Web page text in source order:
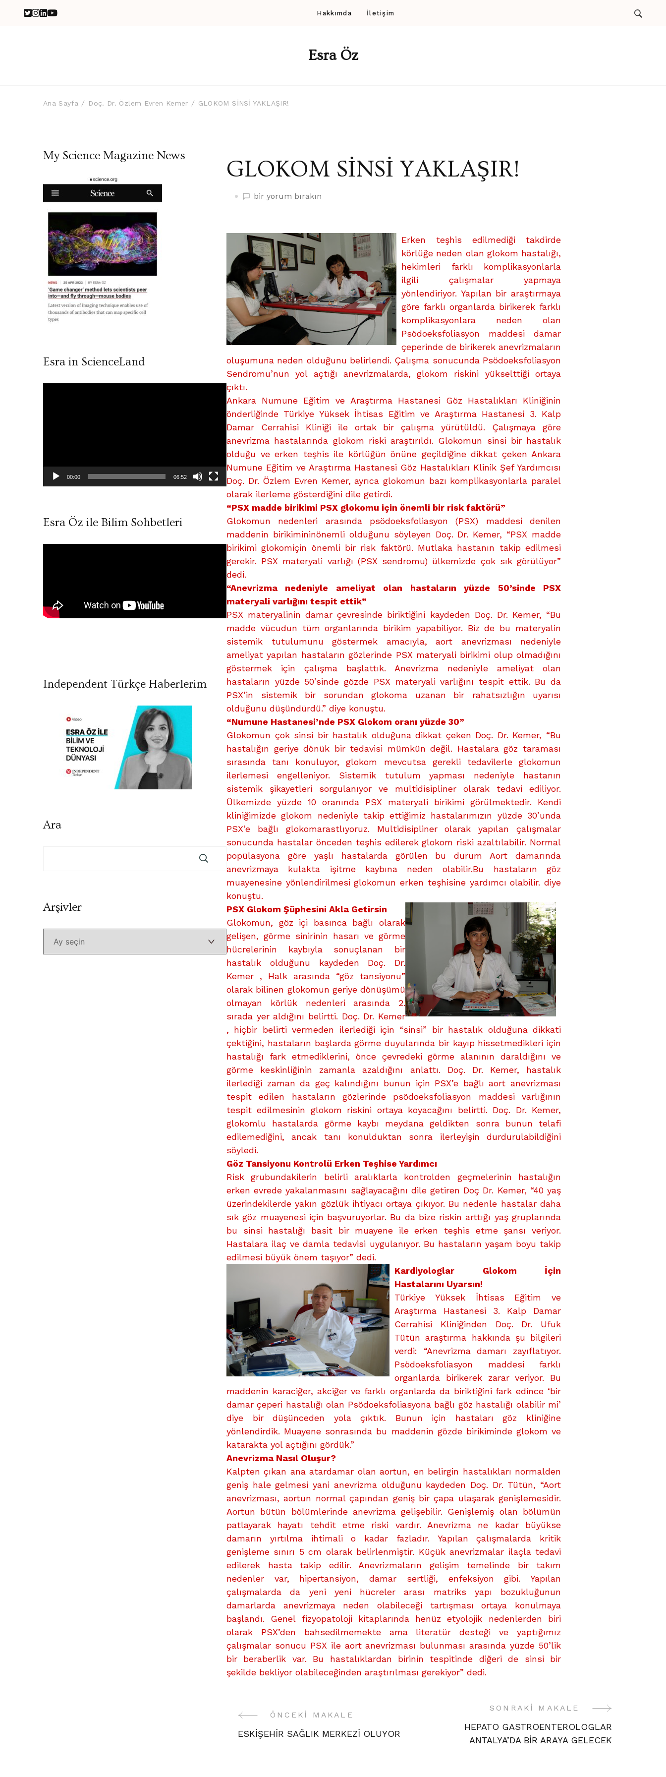
Hakkımda İletişim
Esra Öz
Ana Sayfa Doç. Dr. Özlem Evren Kemer GLOKOM SİNSİ YAKLAŞIR!
GLOKOM SİNSİ YAKLAŞIR!
GLOKOM
üzerine
bir yorum bırakın
Erken teşhis edilmediği takdirde
körlüğe neden olan glokom hastalığı,
hekimleri farklı komplikasyonlarla
ilgili çalışmalar yapmaya
yönlendiriyor. Yapılan bir araştırmaya
göre farklı organlarda birikerek farklı
komplikasyonlara neden olan
Psödoeksfoliasyon maddesi damar
çeperinde de birikerek anevrizmaların
oluşumuna neden olduğunu belirlendi. Çalışma sonucunda Psödoeksfoliasyon
Sendromu’nun yol açtığı anevrizmalarda, glokom riskini yükselttiği ortaya
çıktı.
Ankara Numune Eğitim ve Araştırma Hastanesi Göz Hastalıkları Kliniğinin
önderliğinde Türkiye Yüksek İhtisas Eğitim ve Araştırma Hastanesi 3. Kalp
Damar Cerrahisi Kliniği ile ortak bir çalışma yürütüldü. Çalışmaya göre
anevrizma hastalarında glokom riski araştırıldı. Glokomun sinsi bir hastalık
olduğu ve erken teşhis ile körlüğün önüne geçildiğine dikkat çeken Ankara
Numune Eğitim ve Araştırma Hastanesi Göz Hastalıkları Klinik Şef Yardımcısı
Doç. Dr. Özlem Evren Kemer, ayrıca glokomun bazı komplikasyonlarla paralel
olarak ilerleme gösterdiğini dile getirdi.
“PSX madde birikimi PSX glokomu için önemli bir risk faktörü”
Glokomun nedenleri arasında psödoeksfoliasyon (PSX) maddesi denilen
maddenin birikimininönemli olduğunu söyleyen Doç. Dr. Kemer, “PSX madde
birikimi glokomiçin önemli bir risk faktörü. Mutlaka hastanın takip edilmesi
gerekir. PSX materyali varlığı (PSX sendromu) ülkemizde çok sık görülüyor”
dedi.
“Anevrizma nedeniyle ameliyat olan hastaların yüzde 50’sinde PSX
materyali varlığını tespit ettik”
PSX materyalinin damar çevresinde biriktiğini kaydeden Doç. Dr. Kemer, “Bu
madde vücudun tüm organlarında birikim yapabiliyor. Biz de bu materyalin
sistemik tutulumunu göstermek amacıyla, aort anevrizması nedeniyle
ameliyat yapılan hastaların gözlerinde PSX materyali birikimi olup olmadığını
göstermek için çalışma başlattık. Anevrizma nedeniyle ameliyat olan
hastaların yüzde 50’sinde gözde PSX materyali varlığını tespit ettik. Bu da
PSX’in sistemik bir sorundan glokoma uzanan bir rahatsızlığın uyarısı
olduğunu düşündürdü.” diye konuştu.
“Numune Hastanesi’nde PSX Glokom oranı yüzde 30”
Glokomun çok sinsi bir hastalık olduğuna dikkat çeken Doç. Dr. Kemer, “Bu
hastalığın geriye dönük bir tedavisi mümkün değil. Hastalara göz taraması
sırasında tanı konuluyor, glokom mevcutsa gerekli tedavilerle glokomun
ilerlemesi engelleniyor. Sistemik tutulum yapması nedeniyle hastanın
sistemik şikayetleri sorgulanıyor ve multidisipliner olarak tedavi ediliyor.
Ülkemizde yüzde 10 oranında PSX materyali birikimi görülmektedir. Kendi
kliniğimizde glokom nedeniyle takip ettiğimiz hastalarımızın yüzde 30’unda
PSX’e bağlı glokomarastlıyoruz. Multidisipliner olarak yapılan çalışmalar
sonucunda hastalar önceden teşhis edilerek glokom riski azaltılabilir. Normal
popülasyona göre yaşlı hastalarda görülen bu durum Aort damarında
anevrizmaya kulakta işitme kaybına neden olabilir.Bu hastaların göz
muayenesine yönlendirilmesi glokomun erken teşhisine yardımcı olabilir. diye
konuştu.
PSX Glokom Şüphesini Akla Getirsin
Glokomun, göz içi basınca bağlı olarak
gelişen, görme sinirinin hasarı ve görme
hücrelerinin kaybıyla sonuçlanan bir
hastalık olduğunu kaydeden Doç. Dr.
Kemer , Halk arasında “göz tansiyonu”
olarak bilinen glokomun geriye dönüşümü
olmayan körlük nedenleri arasında 2.
sırada yer aldığını belirtti. Doç. Dr. Kemer
, hiçbir belirti vermeden ilerlediği için “sinsi” bir hastalık olduğuna dikkati
çektiğini, hastaların başlarda görme duyularında bir kayıp hissetmedikleri için
hastalığı fark etmediklerini, önce çevredeki görme alanının daraldığını ve
görme keskinliğinin zamanla azaldığını anlattı. Doç. Dr. Kemer, hastalık
ilerlediği zaman da geç kalındığını bunun için PSX’e bağlı aort anevrizması
tespit edilen hastaların gözlerinde psödoeksfoliasyon maddesi varlığının
tespit edilmesinin glokom riskini ortaya koyacağını belirtti. Doç. Dr. Kemer,
glokomlu hastalarda görme kaybı meydana geldikten sonra bunun telafi
edilemediğini, ancak tanı konulduktan sonra ilerleyişin durdurulabildiğini
söyledi.
Göz Tansiyonu Kontrolü Erken Teşhise Yardımcı
Risk grubundakilerin belirli aralıklarla kontrolden geçmelerinin hastalığın
erken evrede yakalanmasını sağlayacağını dile getiren Doç Dr. Kemer, “40 yaş
üzerindekilerde yakın gözlük ihtiyacı ortaya çıkıyor. Bu nedenle hastalar daha
sık göz muayenesi için başvuruyorlar. Bu da bize riskin arttığı yaş gruplarında
bu sinsi hastalığı basit bir muayene ile erken teşhis etme şansı veriyor.
Hastalara ilaç ve damla tedavisi uygulanıyor. Bu hastaların yaşam boyu takip
edilmesi büyük önem taşıyor” dedi.
Kardiyologlar Glokom İçin
Hastalarını Uyarsın!
Türkiye Yüksek İhtisas Eğitim ve
Araştırma Hastanesi 3. Kalp Damar
Cerrahisi Kliniğinden Doç. Dr. Ufuk
Tütün araştırma hakkında şu bilgileri
verdi: “Anevrizma damarı zayıflatıyor.
Psödoeksfoliasyon maddesi farklı
organlarda birikerek zarar veriyor. Bu
maddenin karaciğer, akciğer ve farklı organlarda da biriktiğini fark edince ‘bir
damar çeperi hastalığı olan Psödoeksfoliasyona bağlı göz hastalığı olabilir mi’
diye bir düşünceden yola çıktık. Bunun için hastaları göz kliniğine
yönlendirdik. Muayene sonrasında bu maddenin gözde birikiminde glokom ve
katarakta yol açtığını gördük.”
Anevrizma Nasıl Oluşur?
Kalpten çıkan ana atardamar olan aortun, en belirgin hastalıkları normalden
geniş hale gelmesi yani anevrizma olduğunu kaydeden Doç. Dr. Tütün, “Aort
anevrizması, aortun normal çapından geniş bir çapa ulaşarak genişlemesidir.
Aortun bütün bölümlerinde anevrizma gelişebilir. Genişlemiş olan bölümün
patlayarak hayatı tehdit etme riski vardır. Anevrizma ne kadar büyükse
damarın yırtılma ihtimali o kadar fazladır. Yapılan çalışmalarda kritik
genişleme sınırı 5 cm olarak belirlenmiştir. Küçük anevrizmalar ilaçla tedavi
edilerek hasta takip edilir. Anevrizmaların gelişim temelinde bir takım
nedenler var, hipertansiyon, damar sertliği, enfeksiyon gibi. Yapılan
çalışmalarda da yeni yeni hücreler arası matriks yapı bozukluğunun
damarlarda anevrizmaya neden olabileceği tartışması ortaya konulmaya
başlandı. Genel fizyopatoloji kitaplarında henüz etyolojik nedenlerden biri
olarak PSX’den bahsedilmemekte ama literatür desteği ve yaptığımız
çalışmalar sonucu PSX ile aort anevrizması bulunması arasında yüzde 50’lik
bir beraberlik var. Bu hastalıklardan birinin tespitinde diğeri de sinsi bir
şekilde bekliyor olabileceğinden araştırılması gerekiyor” dedi.
Yazı
Gezinme
ÖNCEKI MAKALE
ESKİŞEHİR SAĞLIK MERKEZİ OLUYOR
SONRAKI MAKALE
HEPATO GASTROENTEROLOGLAR
ANTALYA’DA BİR ARAYA GELECEK
My Science Magazine News
Esra in ScienceLand
00:00 06:52
Esra Öz ile Bilim Sohbetleri
Independent Türkçe Haberlerim
Ara
ArşivlerArşivler